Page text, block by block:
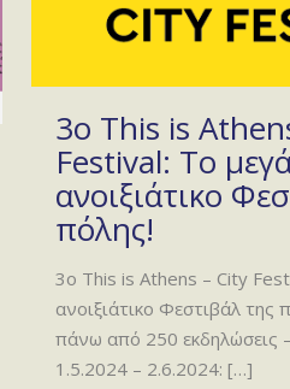
3ο This is
Festival: Το
ανοιξιάτικο
πόλης!
3ο This is Athens – City
ανοιξιάτικο Φεστιβάλ της
πάνω από 250 εκδηλώσεις
1.5.2024 – 2.6.2024: […]